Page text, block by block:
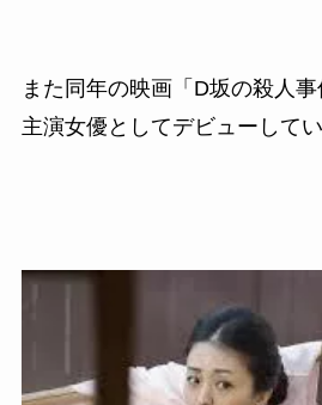
また同年の映画「 D坂の殺人事
主演女優としてデビューしてい